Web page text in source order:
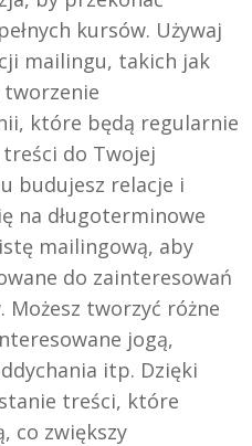
kursów. Używaj
mailingu, takich jak
które będą regularnie
do Twojej
budujesz relacje i
na długoterminowe
mailingową, aby
do zainteresowań
tworzyć różne
jogą,
itp. Dzięki
treści, które
co zwiększy